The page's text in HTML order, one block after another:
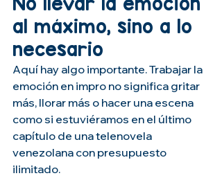
al máximo, sino a lo
necesario
Aquí hay algo importante. Trabajar la
emoción en impro no significa gritar
más, llorar más o hacer una escena
como si estuviéramos en el último
capítulo de una telenovela
venezolana con presupuesto
ilimitado.